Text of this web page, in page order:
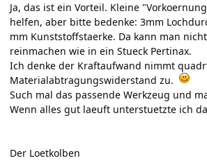
Ja, das ist ein Vorteil. Kleine
helfen, aber bitte bedenke: 3mm
mm Kunststoffstaerke. Da kann man
reinmachen wie in ein Stueck Pertinax.
Ich denke der Kraftaufwand nimmt
Materialabtragungswiderstand zu.
Such mal das passende Werkzeug und
Wenn alles gut laeuft unterstuetzte ich
Der Loetkolben